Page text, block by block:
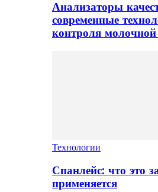
Анализаторы
современные
контроля
Технологии
Спанлейс: что это
применяется